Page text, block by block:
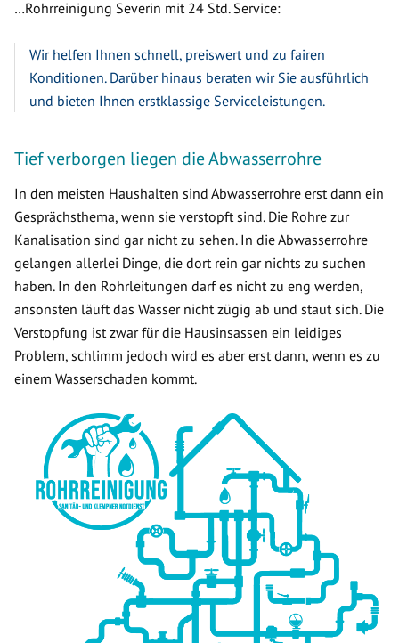
…Rohrreinigung Severin mit 24 Std. Service:
Wir helfen Ihnen schnell, preiswert und zu fairen
Konditionen. Darüber hinaus beraten wir Sie ausführlich
und bieten Ihnen erstklassige Serviceleistungen.
Tief verborgen liegen die Abwasserrohre
In den meisten Haushalten sind Abwasserrohre erst dann ein
Gesprächsthema, wenn sie verstopft sind. Die Rohre zur
Kanalisation sind gar nicht zu sehen. In die Abwasserrohre
gelangen allerlei Dinge, die dort rein gar nichts zu suchen
haben. In den Rohrleitungen darf es nicht zu eng werden,
ansonsten läuft das Wasser nicht zügig ab und staut sich. Die
Verstopfung ist zwar für die Hausinsassen ein leidiges
Problem, schlimm jedoch wird es aber erst dann, wenn es zu
einem Wasserschaden kommt.